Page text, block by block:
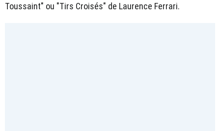
Toussaint" ou "Tirs Croisés" de Laurence Ferrari.